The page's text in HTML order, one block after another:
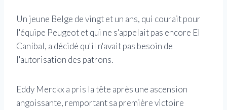
Un jeune Belge de vingt et un ans, qui courait pour
l'équipe Peugeot et qui ne s'appelait pas encore El
Caníbal, a décidé qu'il n'avait pas besoin de
l'autorisation des patrons.
Eddy Merckx a pris la tête après une ascension
angoissante, remportant sa première victoire